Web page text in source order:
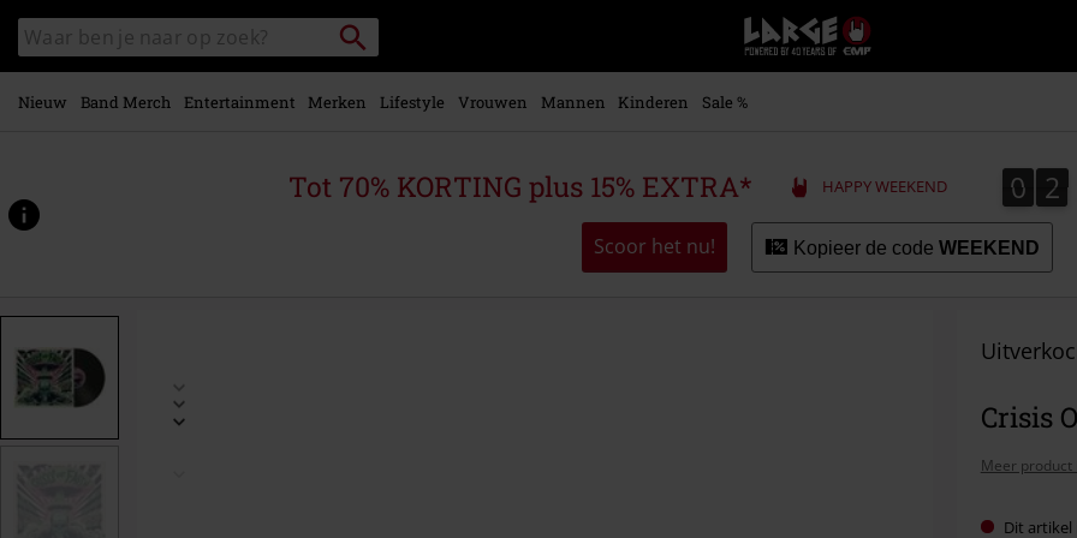
naar
hoofdinhoud
Zoek
in
catalogus
Packstation
zoeken
Large
–
Muziek-,
+
kleding
Nieuw Band Merch Entertainment Merken Lifestyle Vrouwen Mannen Kinderen Sale %
Tot 70% KORTING plus 15% EXTRA* HAPPY WEEKEND 0
0 2
2
Scoor het nu! Kopieer de code WEEKEND
www.large.nl/p/crisis-
516368St.html
Crisis
Meer
Dit artikel